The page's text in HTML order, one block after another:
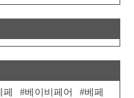
페 베이비페어
베페